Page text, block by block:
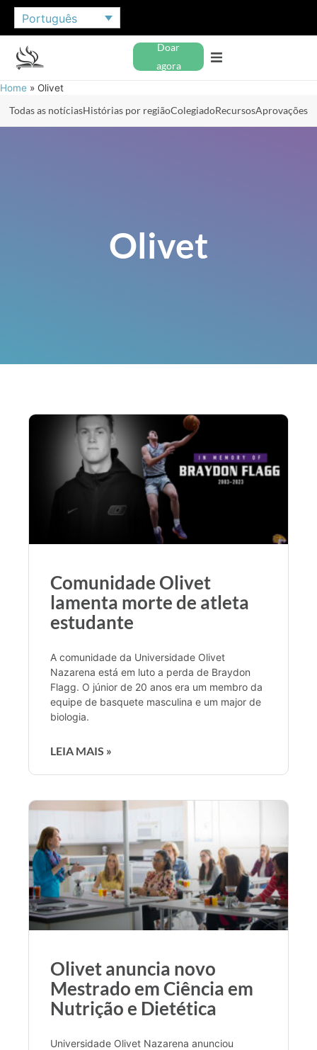
Português
Doar
agora
Home » Olivet
Todas as notíciasHistórias por regiãoColegiadoRecursosAprovações
Olivet
Comunidade Olivet
lamenta morte de atleta
estudante
A comunidade da Universidade Olivet
Nazarena está em luto a perda de Braydon
Flagg. O júnior de 20 anos era um membro da
equipe de basquete masculina e um major de
biologia.
LEIA MAIS »
Olivet anuncia novo
Mestrado em Ciência em
Nutrição e Dietética
Universidade Olivet Nazarena anunciou